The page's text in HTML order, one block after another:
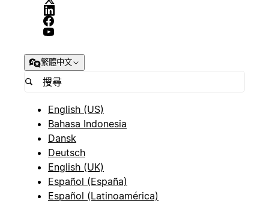
繁體中文
English (US)
Bahasa Indonesia
Dansk
Deutsch
English (UK)
Español (España)
Español (Latinoamérica)